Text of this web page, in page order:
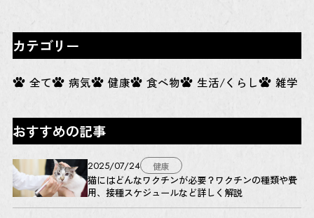
カテゴリー
全て 病気 健康 食べ物 生活/くらし 雑学
おすすめの記事
2025/07/24 健康
猫にはどんなワクチンが必要？ワクチンの種類や費
用、接種スケジュールなど詳しく解説